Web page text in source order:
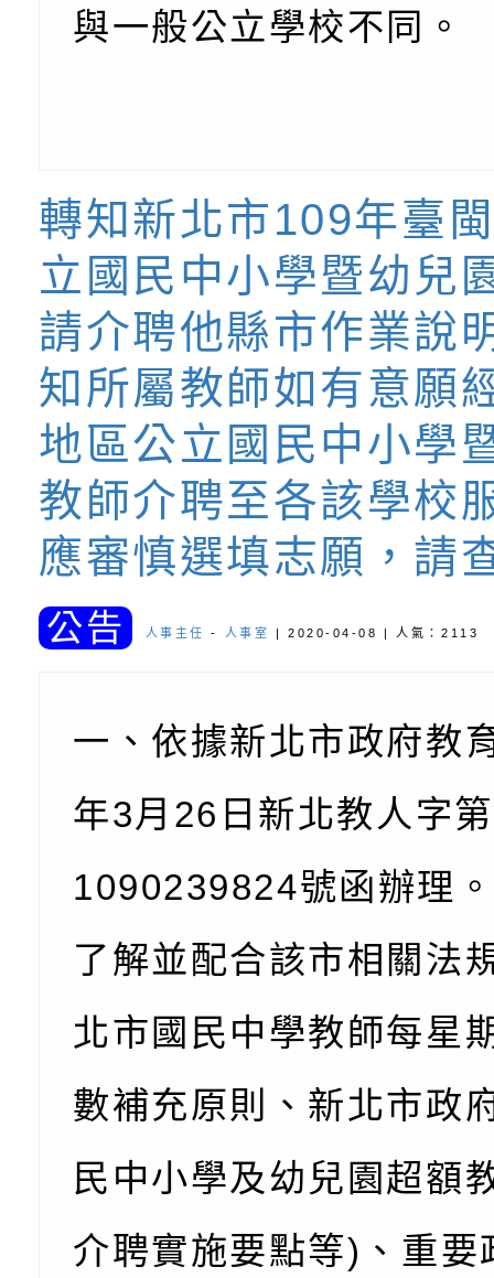
時光」海報
『原原』不絕－親子
理「桃園市115年度
轉知中華民國全國家
明會」
之光身心障礙繪畫徵
展」活動
視覺障礙學生儀表及
學研習」實施計畫(
「區域職業試探與體
心」、「自造教育及
中心」及「國中小職
習營」等師生，參訪
「第56屆全國技能競
轉知本市辦理「115
者保齡球賽」
檢送桃園市政府LED
字稿及LCD託播影（
轉知衛生福利部社會
檢送該部國民健康署
產期高風險孕產婦（
關懷計畫」說明1份
有關社團法人中華民
家長協會(以下稱該
「115年度『視界同
庭支持與分享系列講
場線上座談會」活動
檢送桃園市政府家庭
「小桃家3月課程資
檢送本府新聞處115
安全宣導標語播放表
宣導影像素材
檢送行政院新聞傳播
月份公共服務政策溝
https://reurl.cc/
檢送桃園市立慈文國
明會」
制度宣導活動
財團法人人本教育文
擬舉辦『教出會思考
孩-2026森林小學巡
向AI對親子關係的挑
桃園市八德區大成國
辦「桃園市115學年
藝術才能音樂班鑑定
長說明會
有關本局製作本市「
站學生心理關懷平臺
桃園市平鎮區忠貞國
辦「桃園市115學年
藝術才能國樂班鑑定
長說明會
轉知國立高雄師範大
「2026全國特殊教
學術研討會」暨徵稿
函轉內政部檢送修正
反詐宣導影片連結一
函轉內政部為強化社
詐知能及宣導檢察官
官制度中協助被害人
製作相關宣導短片
檢送本市馬祖新村眷
區「馬村設計實驗室
味．茶味》特展海報
信誼基金會於3／14
【父母也需要被照顧
有關本市學生輔導諮
與一般公立學校不同。
轉知新北市109年臺
立國民中小學暨幼兒
請介聘他縣市作業說
知所屬教師如有意願
地區公立國民中小學
教師介聘至各該學校
應審慎選填志願，請
公告 人事主任 - 人事室 | 2020-04-08 | 人氣：2113
一、依據新北市政府教
年3月26日新北教人字第
1090239824號函辦理
了解並配合該市相關法
北市國民中學教師每星
數補充原則、新北市政
民中小學及幼兒園超額
介聘實施要點等)、重要